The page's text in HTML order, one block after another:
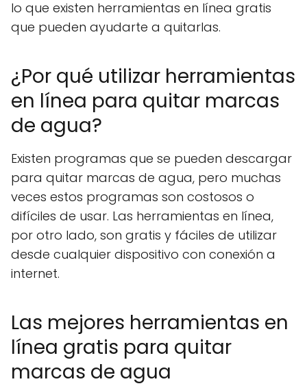
lo que existen herramientas en línea gratis
que pueden ayudarte a quitarlas.
¿Por qué utilizar herramientas
en línea para quitar marcas
de agua?
Existen programas que se pueden descargar
para quitar marcas de agua, pero muchas
veces estos programas son costosos o
difíciles de usar. Las herramientas en línea,
por otro lado, son gratis y fáciles de utilizar
desde cualquier dispositivo con conexión a
internet.
Las mejores herramientas en
línea gratis para quitar
marcas de agua